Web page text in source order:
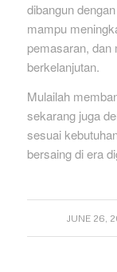
dibangun
mampu
pemasaran,
berkelanjutan.
Mulailah
sekarang juga
sesuai
bersaing di era
JUNE 26,
/